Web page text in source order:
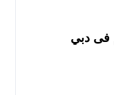
فى دبي